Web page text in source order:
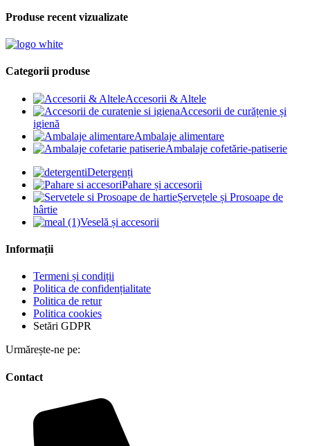
Produse recent vizualizate
Categorii produse
Accesorii & Altele
Accesorii de curățenie și
igienă
Ambalaje alimentare
Ambalaje cofetărie-patiserie
Detergenți
Pahare și accesorii
Șervețele și Prosoape de
hârtie
Veselă și accesorii
Informații
Termeni și condiții
Politica de confidențialitate
Politica de retur
Politica cookies
Setări GDPR
Urmărește-ne pe:
Contact